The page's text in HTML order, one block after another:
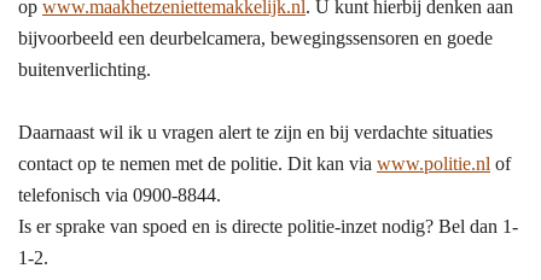
op www.maakhetzeniettemakkelijk.nl. U kunt hierbij denken aan
bijvoorbeeld een deurbelcamera, bewegingssensoren en goede
buitenverlichting.
Daarnaast wil ik u vragen alert te zijn en bij verdachte situaties
contact op te nemen met de politie. Dit kan via www.politie.nl of
telefonisch via 0900-8844.
Is er sprake van spoed en is directe politie-inzet nodig? Bel dan 1-
1-2.